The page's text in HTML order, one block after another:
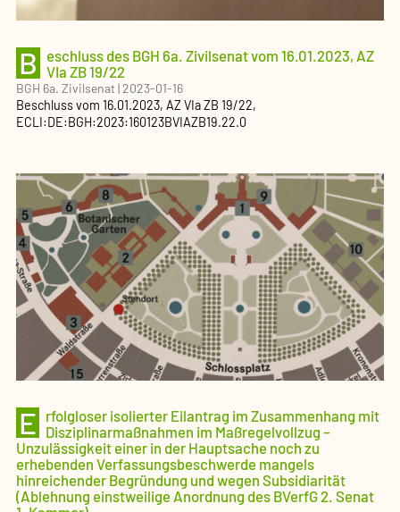
B
eschluss des BGH 6a. Zivilsenat vom 16.01.2023, AZ
VIa ZB 19/22
BGH 6a. Zivilsenat|2023-01-16
Beschlussvom 16.01.2023, AZVIa ZB 19/22,
ECLI:DE:BGH:2023:160123BVIAZB19.22.0
E rfolgloser isolierter Eilantrag im Zusammenhang mit
Disziplinarmaßnahmen im Maßregelvollzug –
Unzulässigkeit einer in der Hauptsache noch zu
erhebenden Verfassungsbeschwerde mangels
hinreichender Begründung und wegen Subsidiarität
(Ablehnung einstweilige Anordnung des BVerfG 2. Senat